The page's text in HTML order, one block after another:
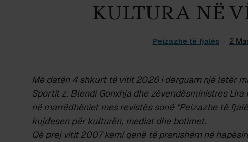
KULTURA NË
Peizazhe të fjalës 2
Më datën 4 shkurt të vitit 2026 i dërguam një letër
Sportit z. Blendi Gonxhja dhe zëvendësministres
në marrëdhëniet mes revistës sonë “Peizazhe të
kujdesen për kulturën, mediat dhe botimet.
Që prej vitit 2007 kemi qenë të pranishëm në